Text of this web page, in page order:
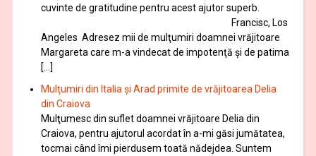
cuvinte de gratitudine pentru acest ajutor superb.
Francisc, Los
Angeles Adresez mii de mulţumiri doamnei vrăjitoare
Margareta care m-a vindecat de impotenţă şi de patima
[…]
Mulţumiri din Italia și Arad primite de vrăjitoarea Delia
din Craiova
Mulţumesc din suflet doamnei vrăjitoare Delia din
Craiova, pentru ajutorul acordat în a-mi găsi jumătatea,
tocmai când îmi pierdusem toată nădejdea. Suntem